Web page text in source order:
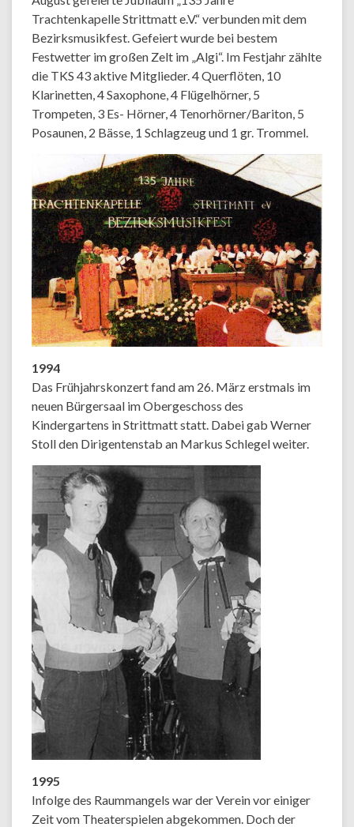
Trachtenkapelle Strittmatt e.V.“ verbunden mit dem
Bezirksmusikfest. Gefeiert wurde bei bestem
Festwetter im großen Zelt im „Algi“. Im Festjahr zählte
die TKS 43 aktive Mitglieder. 4 Querflöten, 10
Klarinetten, 4 Saxophone, 4 Flügelhörner, 5
Trompeten, 3 Es- Hörner, 4 Tenorhörner/Bariton, 5
Posaunen, 2 Bässe, 1 Schlagzeug und 1 gr. Trommel.
1994
Das Frühjahrskonzert fand am 26. März erstmals im
neuen Bürgersaal im Obergeschoss des
Kindergartens in Strittmatt statt. Dabei gab Werner
Stoll den Dirigentenstab an Markus Schlegel weiter.
1995
Infolge des Raummangels war der Verein vor einiger
Zeit vom Theaterspielen abgekommen. Doch der